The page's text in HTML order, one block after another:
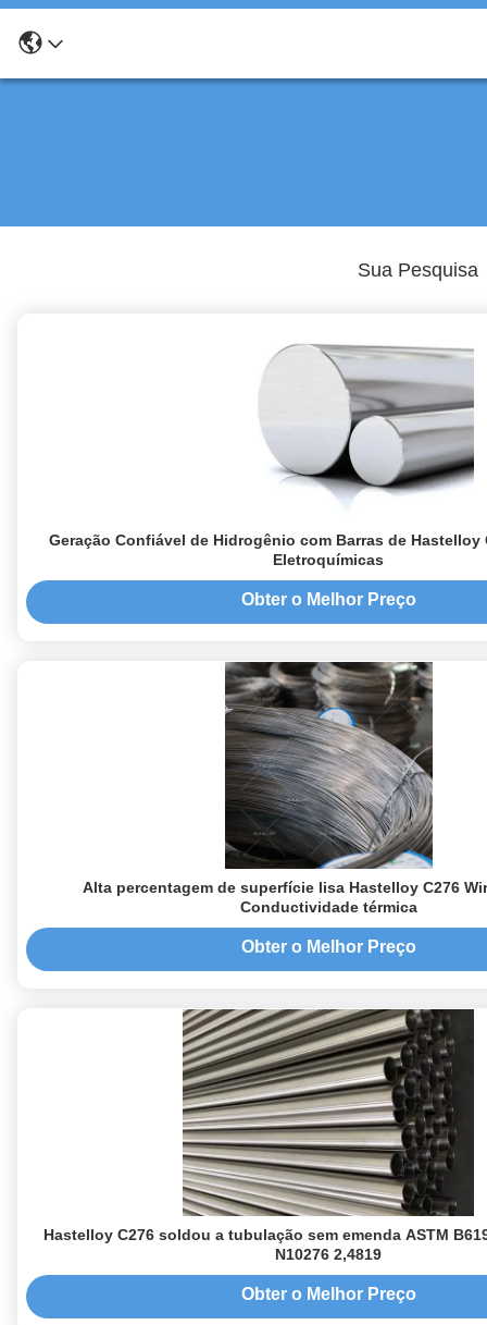
Sua Pesquisa
Geração Confiável de Hidrogênio com Barras de Hastelloy
Eletroquímicas
Obter o Melhor Preço
Alta percentagem de superfície lisa Hastelloy C276
Conductividade térmica
Obter o Melhor Preço
Hastelloy C276 soldou a tubulação sem emenda ASTM
N10276 2,4819
Obter o Melhor Preço